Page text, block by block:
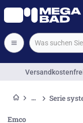
Serie
Emco